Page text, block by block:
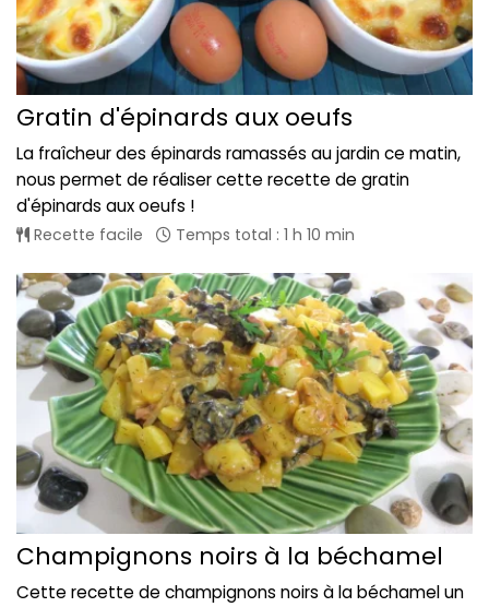
Gratin d'épinards aux oeufs
La fraîcheur des épinards ramassés au jardin ce matin,
nous permet de réaliser cette recette de gratin
d'épinards aux oeufs !
Recette facile Temps total : 1 h 10 min
Champignons noirs à la béchamel
Cette recette de champignons noirs à la béchamel un